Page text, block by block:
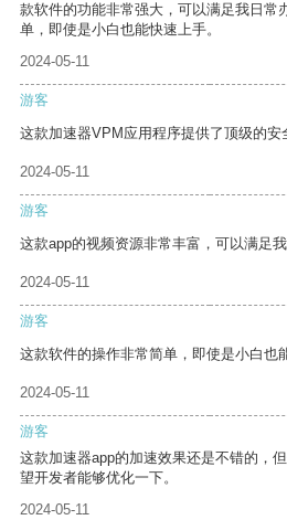
款软件的功能非常强大，可以满足我日常
单，即使是小白也能快速上手。
2024-05-11
游客
这款加速器VPM应用程序提供了顶级的安
2024-05-11
游客
这款app的视频资源非常丰富，可以满足我
2024-05-11
游客
这款软件的操作非常简单，即使是小白也
2024-05-11
游客
这款加速器app的加速效果还是不错的，
望开发者能够优化一下。
2024-05-11